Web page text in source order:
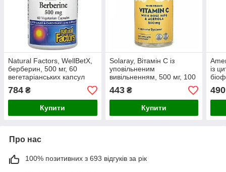
Natural Factors, WellBetX,
берберин, 500 мг, 60
вегетаріанських капсул
784 ₴
Купити
Solaray, Вітамін C із
уповільненим
вивільненням, 500 мг, 100
рослинних капсул
443₴
Купити
із
490
Про нас
100% позитивних з 693 відгуків за рік